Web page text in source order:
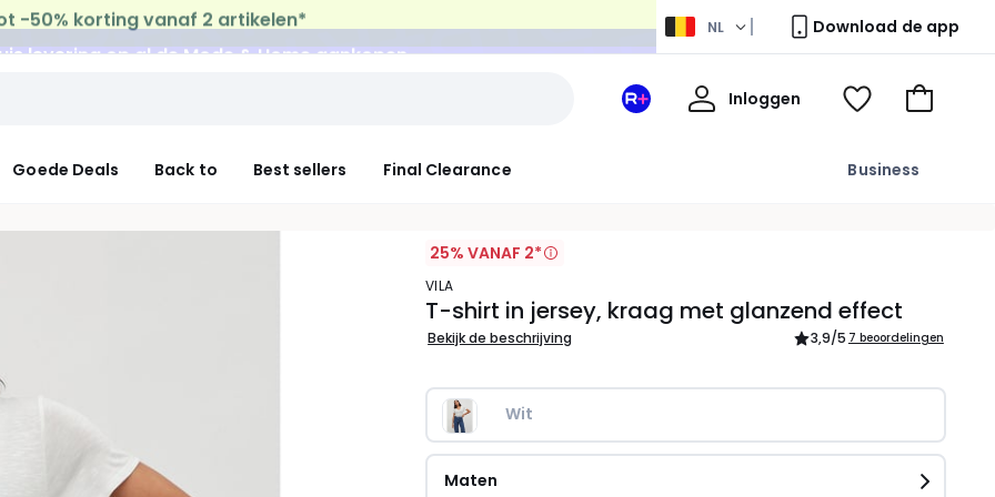
leveringop al de Mode & Home aankopen NL Download de app
Goede Deals Back to Best sellers Final Clearance Business
Mijn
Inloggen
Mijn
Kijk
Naar
25% VANAF 2*
VILA
T-shirt in jersey, kraag met glanzend effect
Bekijk de beschrijving 3,9/5 7 beoordelingen
Wit
Maten